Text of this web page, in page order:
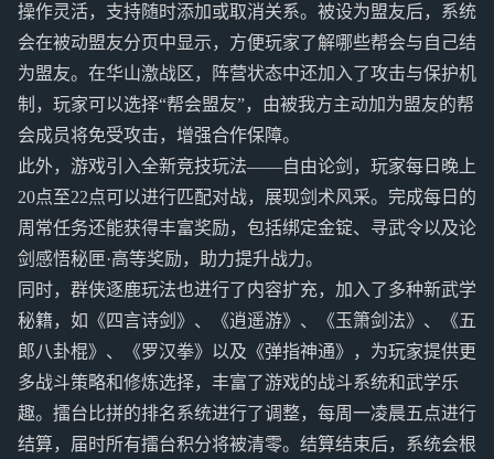
操作灵活，支持随时添加或取消关系。被设为盟友后，系统
会在被动盟友分页中显示，方便玩家了解哪些帮会与自己结
为盟友。在华山激战区，阵营状态中还加入了攻击与保护机
制，玩家可以选择“帮会盟友”，由被我方主动加为盟友的帮
会成员将免受攻击，增强合作保障。
此外，游戏引入全新竞技玩法——自由论剑，玩家每日晚上
20点至22点可以进行匹配对战，展现剑术风采。完成每日的
周常任务还能获得丰富奖励，包括绑定金锭、寻武令以及论
剑感悟秘匣·高等奖励，助力提升战力。
同时，群侠逐鹿玩法也进行了内容扩充，加入了多种新武学
秘籍，如《四言诗剑》、《逍遥游》、《玉箫剑法》、《五
郎八卦棍》、《罗汉拳》以及《弹指神通》，为玩家提供更
多战斗策略和修炼选择，丰富了游戏的战斗系统和武学乐
趣。擂台比拼的排名系统进行了调整，每周一凌晨五点进行
结算，届时所有擂台积分将被清零。结算结束后，系统会根